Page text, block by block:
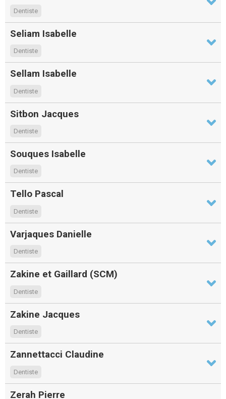
Dentiste
Seliam Isabelle
Dentiste
Sellam Isabelle
Dentiste
Sitbon Jacques
Dentiste
Souques Isabelle
Dentiste
Tello Pascal
Dentiste
Varjaques Danielle
Dentiste
Zakine et Gaillard (SCM)
Dentiste
Zakine Jacques
Dentiste
Zannettacci Claudine
Dentiste
Zerah Pierre